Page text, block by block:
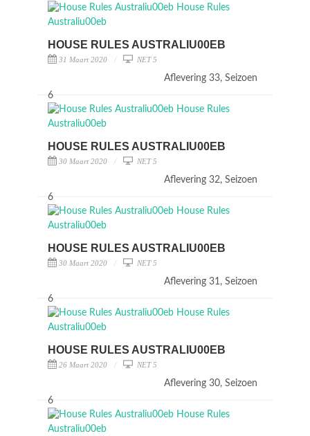
HOUSE RULES AUSTRALIU00EB
31 Maart 2020 NET 5
Aflevering 33, Seizoen
6
HOUSE RULES AUSTRALIU00EB
30 Maart 2020 NET 5
Aflevering 32, Seizoen
6
HOUSE RULES AUSTRALIU00EB
30 Maart 2020 NET 5
Aflevering 31, Seizoen
6
HOUSE RULES AUSTRALIU00EB
26 Maart 2020 NET 5
Aflevering 30, Seizoen
6